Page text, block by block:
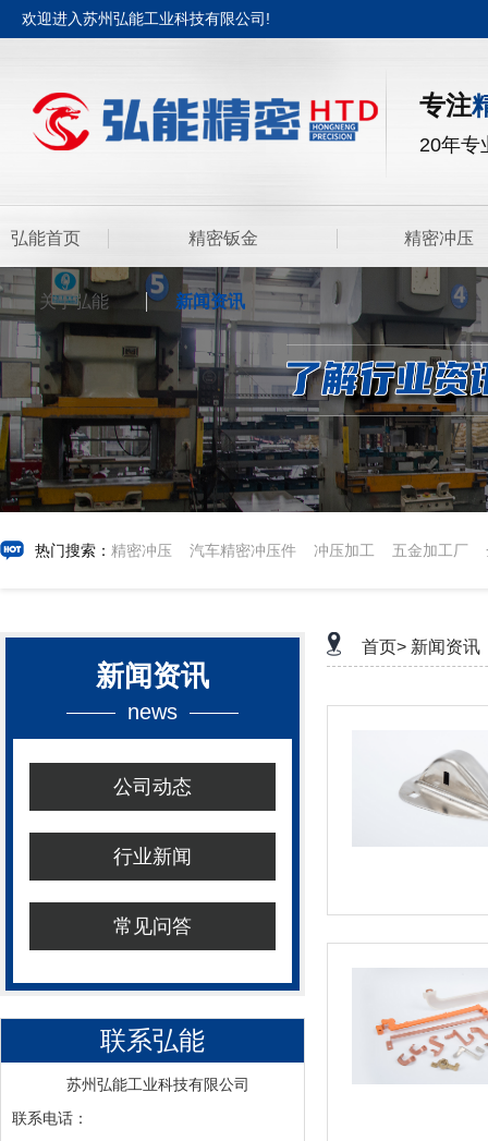
欢迎进入苏州弘能工业科技有限公司!
专注
20年专
弘能首页 精密钣金 精密冲压
关于弘能 新闻资讯
热门搜索： 精密冲压 汽车精密冲压件 冲压加工 五金加工厂
新闻资讯
news
公司动态
行业新闻
常见问答
联系弘能
苏州弘能工业科技有限公司
联系电话：
首页> 新闻资讯